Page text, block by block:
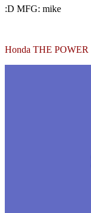
:D MFG: mike
Honda THE